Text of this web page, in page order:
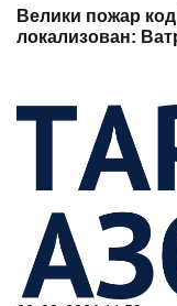
Велики пожар
локализован: